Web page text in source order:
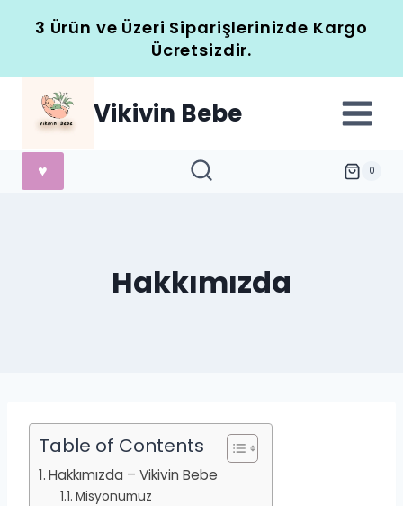
3 Ürün ve Üzeri Siparişlerinizde Kargo
Ücretsizdir.
Vikivin Bebe
♥ 0
Hakkımızda
Table of Contents
Hakkımızda – Vikivin Bebe
Misyonumuz